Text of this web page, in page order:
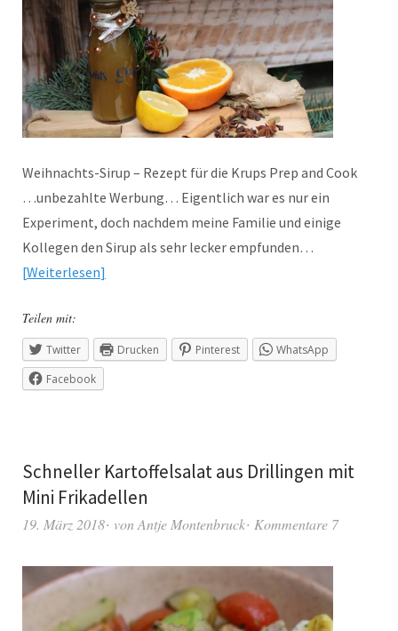
Weihnachts-Sirup – Rezept für die Krups Prep and Cook
…unbezahlte Werbung… Eigentlich war es nur ein
Experiment, doch nachdem meine Familie und einige
Kollegen den Sirup als sehr lecker empfunden…
Weiterlesen
Teilen mit:
Twitter Drucken Pinterest
WhatsApp
Facebook
Schneller Kartoffelsalat aus Drillingen mit
Mini Frikadellen
19. März 2018 vonAntje Montenbruck Kommentare 7